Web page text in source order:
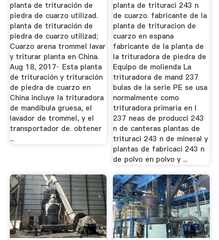
planta de trituración de
piedra de cuarzo utilizad.
planta de trituración de
piedra de cuarzo utilizad;
Cuarzo arena trommel lavar
y triturar planta en China.
Aug 18, 2017· Esta planta
de trituración y trituración
de piedra de cuarzo en
China incluye la trituradora
de mandíbula gruesa, el
lavador de trommel, y el
transportador de. obtener
...
planta de trituraci 243 n
de cuarzo. fabricante de la
planta de trituracion de
cuarzo en espana
fabricante de la planta de
la trituradora de piedra de
Equipo de molienda La
trituradora de mand 237
bulas de la serie PE se usa
normalmente como
trituradora primaria en l
237 neas de producci 243
n de canteras plantas de
trituraci 243 n de mineral y
plantas de fabricaci 243 n
de polvo en polvo y ...